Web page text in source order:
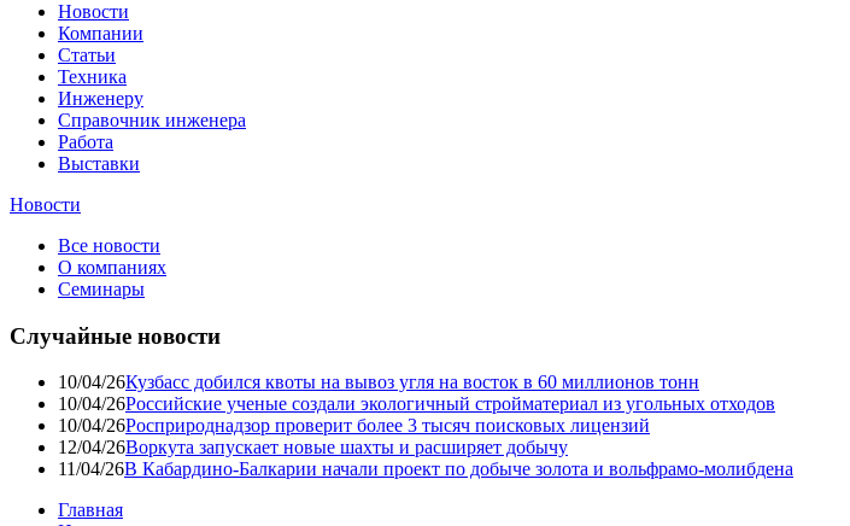
Новости
Компании
Статьи
Техника
Инженеру
Справочник инженера
Работа
Выставки
Новости
Все новости
О компаниях
Семинары
Случайные новости
10/04/26Кузбасс добился квоты на вывоз угля на восток в 60 миллионов тонн
10/04/26Российские ученые создали экологичный стройматериал из угольных отходов
10/04/26Росприроднадзор проверит более 3 тысяч поисковых лицензий
12/04/26Воркута запускает новые шахты и расширяет добычу
11/04/26В Кабардино-Балкарии начали проект по добыче золота и вольфрамо-молибдена
Главная